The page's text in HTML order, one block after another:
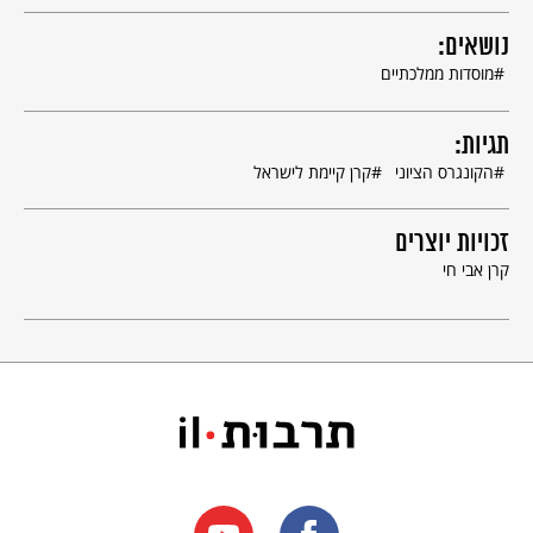
נושאים:
מוסדות ממלכתיים
תגיות:
הקונגרס הציוני קרן קיימת לישראל
זכויות יוצרים
קרן אבי חי